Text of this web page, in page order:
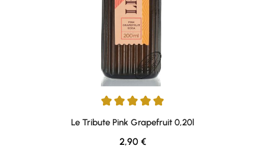
Durchschnittliche Bewertung von 5 von 5 Sternen
Le Tribute Pink Grapefruit 0,20l
Regulärer Preis:
2,90 €